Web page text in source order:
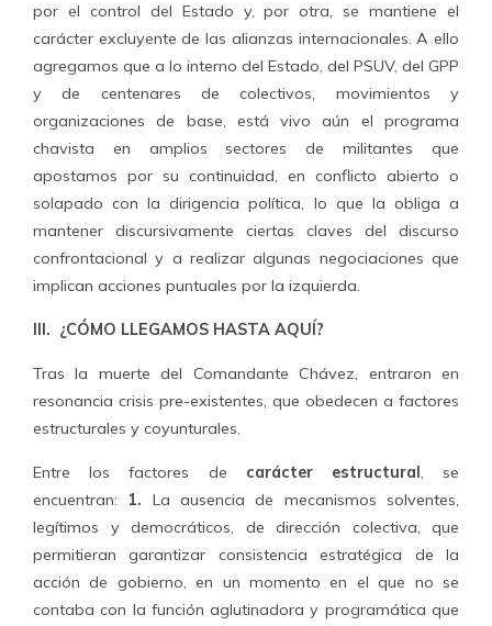
por el control del Estado y, por otra, se mantiene el
carácter excluyente de las alianzas internacionales. A ello
agregamos que a lo interno del Estado, del PSUV, del GPP
y de centenares de colectivos, movimientos y
organizaciones de base, está vivo aún el programa
chavista en amplios sectores de militantes que
apostamos por su continuidad, en conflicto abierto o
solapado con la dirigencia política, lo que la obliga a
mantener discursivamente ciertas claves del discurso
confrontacional y a realizar algunas negociaciones que
implican acciones puntuales por la izquierda.
III. ¿CÓMO LLEGAMOS HASTA AQUÍ?
Tras la muerte del Comandante Chávez, entraron en
resonancia crisis pre-existentes, que obedecen a factores
estructurales y coyunturales.
Entre los factores de carácter estructural, se
encuentran: 1. La ausencia de mecanismos solventes,
legítimos y democráticos, de dirección colectiva, que
permitieran garantizar consistencia estratégica de la
acción de gobierno, en un momento en el que no se
contaba con la función aglutinadora y programática que